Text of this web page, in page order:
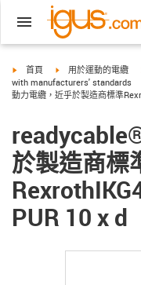
igus-icon-arrow-right
首頁 igus-icon-arrow-right
用於運動的電纜
with manufacturers' standards
動力電纜，近乎於製造商標準
於製造商標
PUR 10 x d